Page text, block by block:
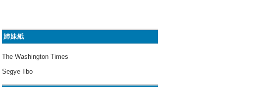
姉妹紙
The Washington Times
Segye Ilbo